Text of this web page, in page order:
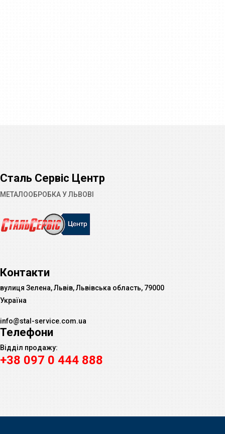
Сталь Сервіс Центр
МЕТАЛООБРОБКА У ЛЬВОВІ
Контакти
вулиця Зелена, Львів, Львівська область, 79000
Україна
info@stal-service.com.ua
Телефони
Відділ продажу:
+38 097 0 444 888